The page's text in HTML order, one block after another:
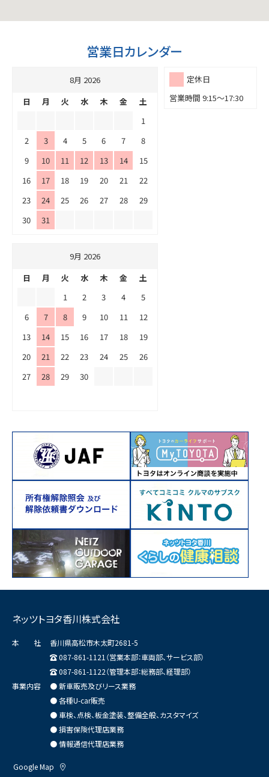
営業日カレンダー
定休日
営業時間 9:15～17:30
8月 2026
日
月 火 水 木 金
土
1
2
3 4 5 6 7
8
9
10 11 12 13 14
15
16
17 18 19 20 21
22
23
24 25 26 27 28
29
30
31
9月 2026
日
月 火 水 木 金
土
1
2 3 4
5
6
7 8 9 10 11
12
13
14 15 16 17 18
19
20
21 22 23 24 25
26
27
28 29 30
ネッツトヨタ香川株式会社
本 社
香川県高松市木太町2681-5
087-861-1121（営業本部：車両部、サービス部）
087-861-1122（管理本部：総務部、経理部）
事業内容
● 新車販売及びリース業務
● 各種U-car販売
● 車検、点検、板金塗装、整備全般、カスタマイズ
● 損害保険代理店業務
● 情報通信代理店業務
Google Map